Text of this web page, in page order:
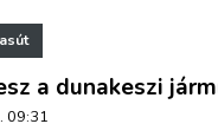
a dunakeszi
09:31